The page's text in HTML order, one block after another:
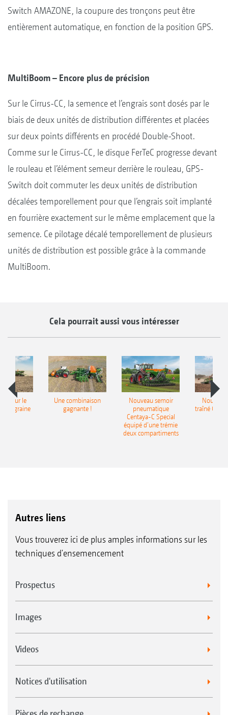
Switch AMAZONE, la coupure des tronçons peut être
entièrement automatique, en fonction de la position GPS.
MultiBoom – Encore plus de précision
Sur le Cirrus-CC, la semence et l’engrais sont dosés par le
biais de deux unités de distribution différentes et placées
sur deux points différents en procédé Double-Shoot.
Comme sur le Cirrus-CC, le disque FerTeC progresse devant
le rouleau et l’élément semeur derrière le rouleau, GPS-
Switch doit commuter les deux unités de distribution
décalées temporellement pour que l’engrais soit implanté
en fourrière exactement sur le même emplacement que la
semence. Ce pilotage décalé temporellement de plusieurs
unités de distribution est possible grâce à la commande
MultiBoom.
Cela pourrait aussi vous intéresser
pour le
Une combinaison
gagnante !
Nouveau semoir
pneumatique
Centaya-C Special
équipé d’une trémie
deux compartiments
traîné
Autres liens
Vous trouverez ici de plus amples informations sur les
techniques d'ensemencement
Prospectus
Images
Videos
Notices d'utilisation